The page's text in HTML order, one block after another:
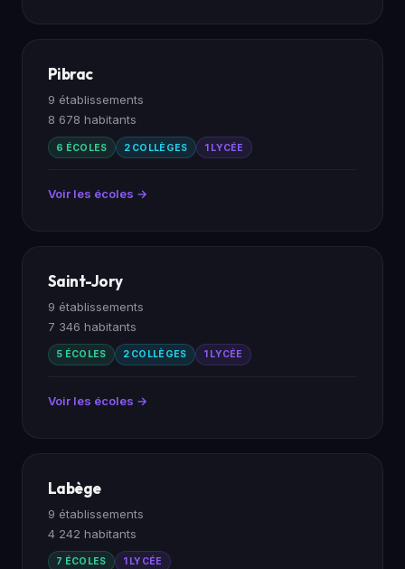
Pibrac
9 établissements
8 678 habitants
6 ÉCOLES 2 COLLÈGES 1 LYCÉE
Voir les écoles →
Saint-Jory
9 établissements
7 346 habitants
5 ÉCOLES 2 COLLÈGES 1 LYCÉE
Voir les écoles →
Labège
9 établissements
4 242 habitants
7 ÉCOLES 1 LYCÉE